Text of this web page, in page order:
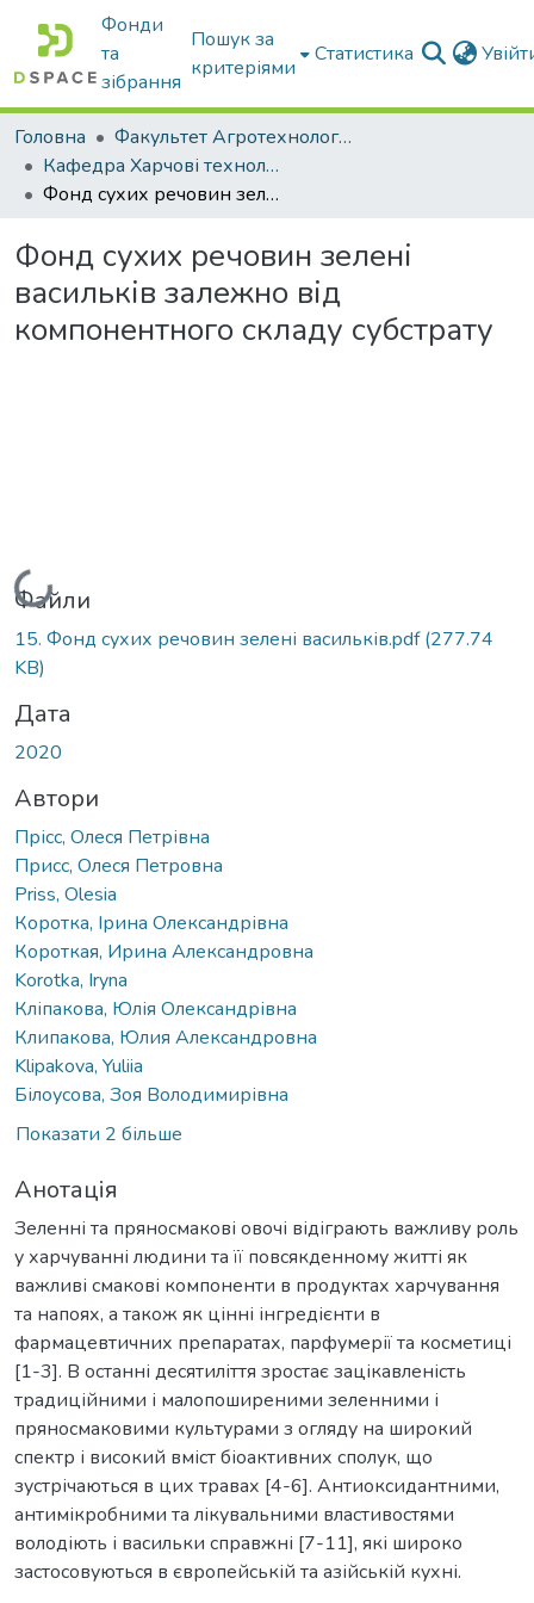
Фонди
та
зібрання
Пошук за
критеріями
Статистика
Головна
Факультет Агротехнологій та екології
Кафедра Харчові технологіі та готельно-ресторанна справа
Фонд сухих речовин зелені васильків залежно від компонентного складу субстрату
Фонд сухих речовин зелені
васильків залежно від
компонентного складу субстрату
Вантажиться...
Файли
15. Фонд сухих речовин зелені васильків.pdf(277.74
KB)
Дата
2020
Автори
Прісс, Олеся Петрівна
Присс, Олеся Петровна
Priss, Оlesia
Коротка, Ірина Олександрівна
Короткая, Ирина Александровна
Korotka, Iryna
Кліпакова, Юлія Олександрівна
Клипакова, Юлия Александровна
Klipakova, Yuliia
Білоусова, Зоя Володимирівна
Показати 2 більше
Анотація
Зеленні та пряносмакові овочі відіграють важливу роль
у харчуванні людини та її повсякденному житті як
важливі смакові компоненти в продуктах харчування
та напоях, а також як цінні інгредієнти в
фармацевтичних препаратах, парфумерії та косметиці
[1-3]. В останні десятиліття зростає зацікавленість
традиційними і малопоширеними зеленними і
пряносмаковими культурами з огляду на широкий
спектр і високий вміст біоактивних сполук, що
зустрічаються в цих травах [4-6]. Антиоксидантними,
антимікробними та лікувальними властивостями
володіють і васильки справжні [7-11], які широко
застосовуються в європейській та азійській кухні.